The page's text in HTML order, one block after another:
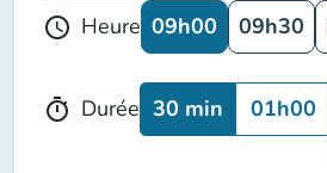
schedule Heure 09h00 09h30
timer Durée 30 min 01h00